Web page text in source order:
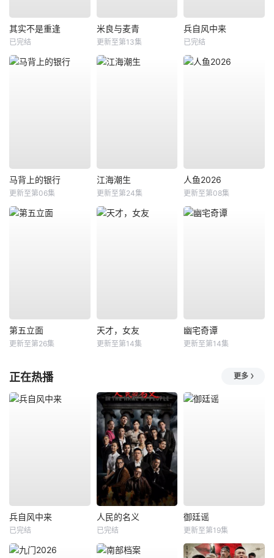
其实不是重逢
已完结
米良与麦青
更新至第13集
兵自风中来
已完结
马背上的银行
更新至第06集
江海潮生
更新至第24集
人鱼2026
更新至第08集
第五立面
更新至第26集
天才，女友
更新至第14集
幽宅奇谭
更新至第14集
正在热播 更多
兵自风中来
已完结
人民的名义
已完结
御廷谣
更新至第19集